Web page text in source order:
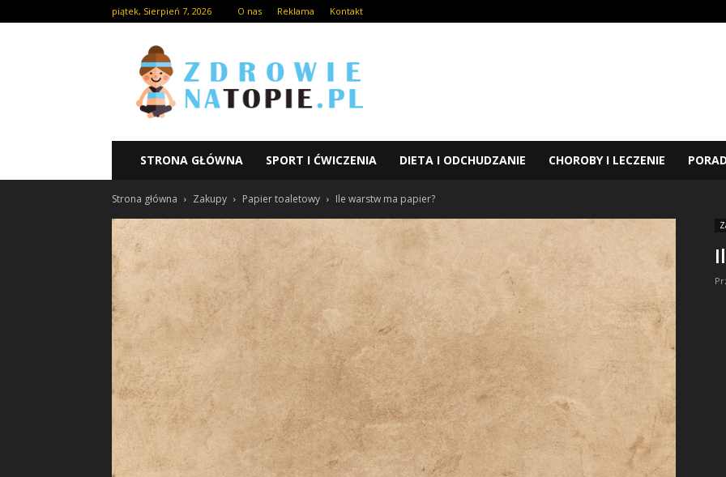
piątek, Sierpień 7, 2026 O nas Reklama Kontakt
STRONA GŁÓWNA SPORT I ĆWICZENIA DIETA I ODCHUDZANIE CHOROBY I LECZENIE
Strona główna Zakupy Papier toaletowy Ile warstw ma papier?